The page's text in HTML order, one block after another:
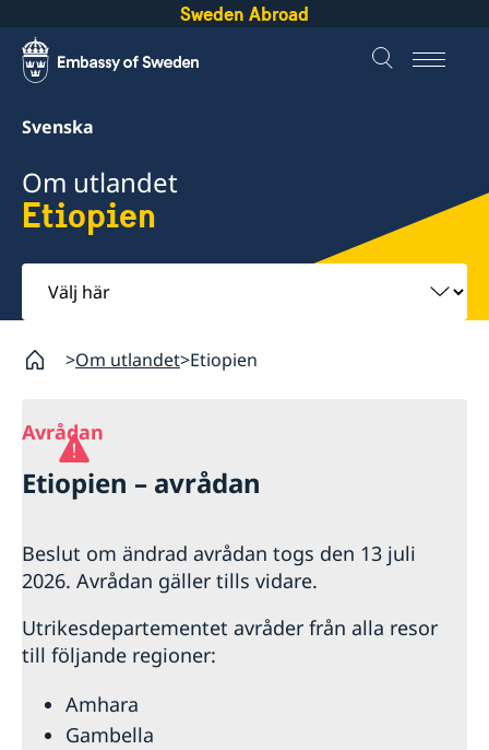
Sweden Abroad
Svenska
Om utlandet
Etiopien
Välj
här
Om utlandet Etiopien
Avrådan
Etiopien – avrådan
Beslut om ändrad avrådan togs den 13 juli
2026. Avrådan gäller tills vidare.
Utrikesdepartementet avråder från alla resor
till följande regioner:
Amhara
Gambella